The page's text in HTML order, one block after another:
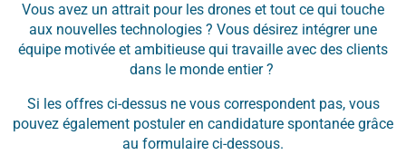
Vous avez un attrait pour les drones et tout ce qui touche
aux nouvelles technologies ? Vous désirez intégrer une
équipe motivée et ambitieuse qui travaille avec des clients
dans le monde entier ?
Si les offres ci-dessus ne vous correspondent pas, vous
pouvez également postuler en candidature spontanée grâce
au formulaire ci-dessous.